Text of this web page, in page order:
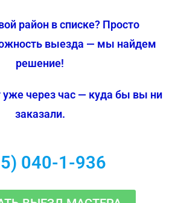
район в списке? Просто
выезда — мы найдем
решение!
уже через час — куда бы вы ни
заказали.
040-1-936